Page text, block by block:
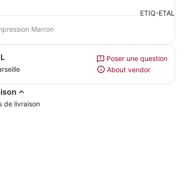
ETIQ-ETAL
Marron
Poser une question
About vendor
de livraison